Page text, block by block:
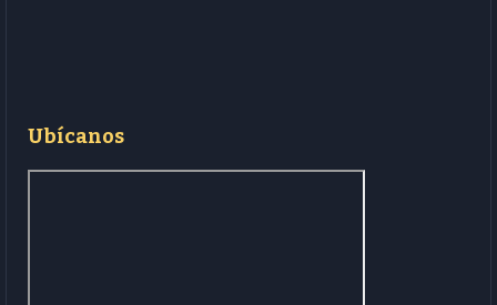
Ubícanos